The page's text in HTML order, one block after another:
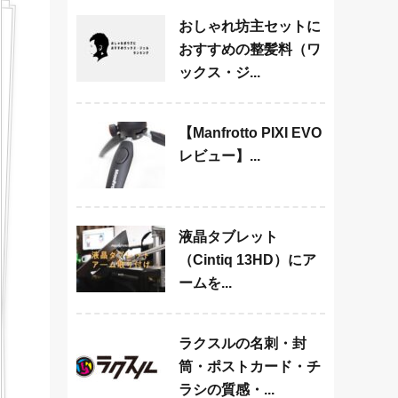
おしゃれ坊主セットに
おすすめの整髪料（ワ
ックス・ジ...
【Manfrotto PIXI EVO
レビュー】...
液晶タブレット
（Cintiq 13HD）にア
ームを...
ラクスルの名刺・封
筒・ポストカード・チ
ラシの質感・...